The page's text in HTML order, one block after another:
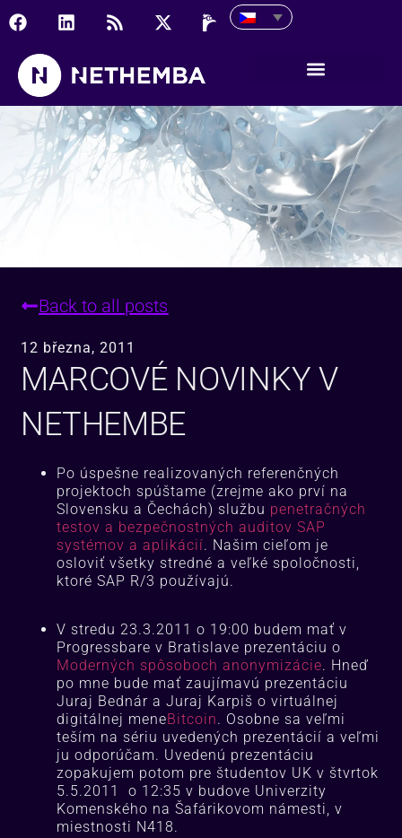
Marcové novinky v
Back to all posts
12 března, 2011
MARCOVÉ NOVINKY V
NETHEMBE
Po úspešne realizovaných referenčných
projektoch spúštame (zrejme ako prví na
Slovensku a Čechách) službu penetračných
testov a bezpečnostných auditov SAP
systémov a aplikácií. Našim cieľom je
osloviť všetky stredné a veľké spoločnosti,
ktoré SAP R/3 používajú.
V stredu 23.3.2011 o 19:00 budem mať v
Progressbare v Bratislave prezentáciu o
Moderných spôsoboch anonymizácie. Hneď
po mne bude mať zaujímavú prezentáciu
Juraj Bednár a Juraj Karpiš o virtuálnej
digitálnej meneBitcoin. Osobne sa veľmi
teším na sériu uvedených prezentácií a veľmi
ju odporúčam. Uvedenú prezentáciu
zopakujem potom pre študentov UK v štvrtok
5.5.2011 o 12:35 v budove Univerzity
Komenského na Šafárikovom námesti, v
miestnosti N418.